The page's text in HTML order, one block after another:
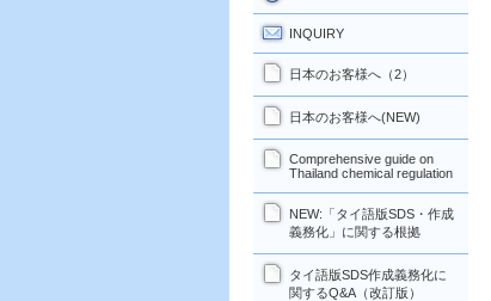
INQUIRY
日本のお客様へ（2）
日本のお客様へ(NEW)
Comprehensive guide on
Thailand chemical regulation
NEW:「タイ語版SDS・作成
義務化」に関する根拠
タイ語版SDS作成義務化に
関するQ&A（改訂版）